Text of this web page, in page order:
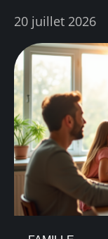
20 juillet 2026